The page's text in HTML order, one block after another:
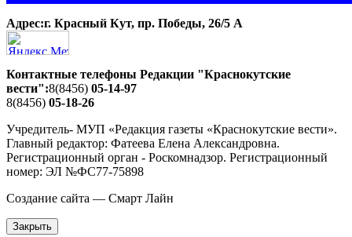
Адрес:г. Красный Кут, пр. Победы, 26/5 A
Контактные телефоны Редакции "Краснокутские
вести":8(8456) 05-14-97
8(8456) 05-18-26
Учредитель- МУП «Редакция газеты «Краснокутские вести».
Главный редактор: Фатеева Елена Александровна.
Регистрационный орган - Роскомнадзор. Регистрационный
номер: ЭЛ №ФС77-75898
Создание сайта — Смарт Лайн
Закрыть